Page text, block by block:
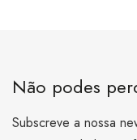
Não podes
Subscreve a nossa